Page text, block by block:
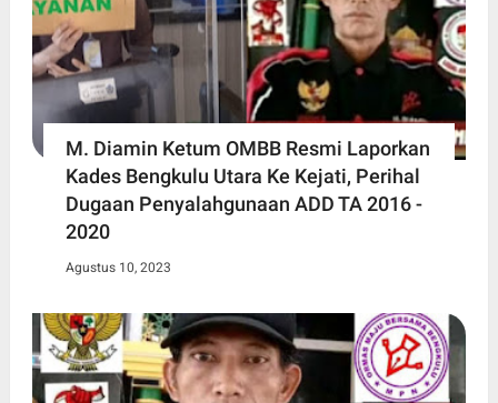
M. Diamin Ketum OMBB Resmi Laporkan
Kades Bengkulu Utara Ke Kejati, Perihal
Dugaan Penyalahgunaan ADD TA 2016 -
2020
Agustus 10, 2023